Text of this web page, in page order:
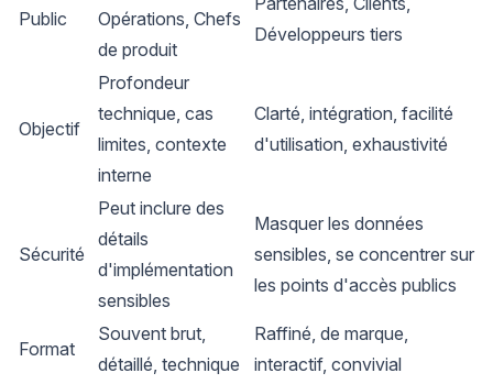
Public
Opérations, Chefs
de produit
Développeurs tiers
Objectif
Profondeur
technique, cas
limites, contexte
interne
Clarté, intégration, facilité
d'utilisation, exhaustivité
Sécurité
Peut inclure des
détails
d'implémentation
sensibles
Masquer les données
sensibles, se concentrer sur
les points d'accès publics
Format
Souvent brut,
détaillé, technique
Raffiné, de marque,
interactif, convivial